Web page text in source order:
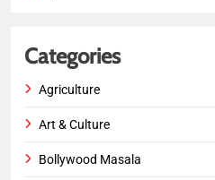
Categories
Agriculture
Art & Culture
Bollywood Masala